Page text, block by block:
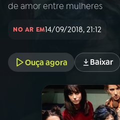
INÍCIO
A RÁDIO
PROGRAMAÇÃO
de amor entre mulheres
NO AR EM14/09/2018, 21:12
Ouça agora Baixar